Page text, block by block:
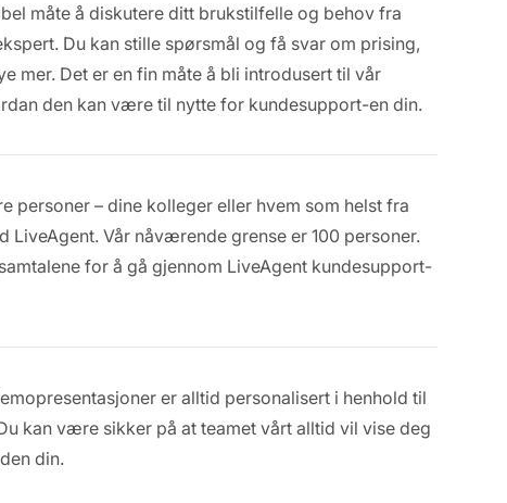
måte å diskutere ditt brukstilfelle og behov fra
Du kan stille spørsmål og få svar om prising,
mer. Det er en fin måte å bli introdusert til vår
den kan være til nytte for kundesupport-en din.
personer – dine kolleger eller hvem som helst fra
LiveAgent. Vår nåværende grense er 100 personer.
for å gå gjennom LiveAgent kundesupport-
er alltid personalisert i henhold til
kan være sikker på at teamet vårt alltid vil vise deg
din.